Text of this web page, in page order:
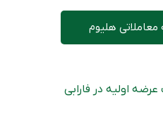
معاملاتی هلیوم
اولیه در فارابی